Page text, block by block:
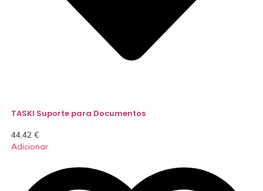
TASKI Suporte para Documentos
44,42 €
Adicionar